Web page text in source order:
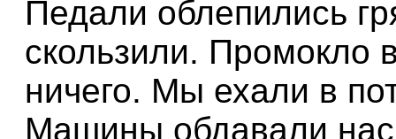
Педали облепились
скользили. Промокло
ничего. Мы ехали в
Машины обдавали нас